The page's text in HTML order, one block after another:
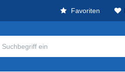
Favoriten